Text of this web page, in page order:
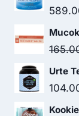
Urte